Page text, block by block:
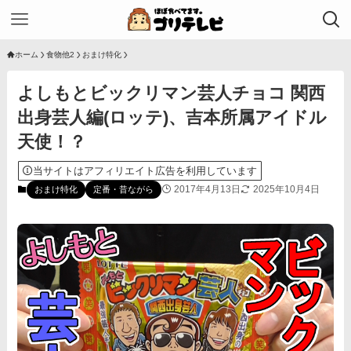
ホーム 食物他2 おまけ特化
よしもとビックリマン芸人チョコ 関西
出身芸人編(ロッテ)、吉本所属アイドル
天使！？
当サイトはアフィリエイト広告を利用しています
おまけ特化 定番・昔ながら 2017年4月13日 2025年10月4日